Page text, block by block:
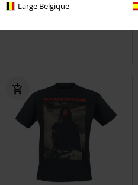
Large Belgique
Werk Rammstein